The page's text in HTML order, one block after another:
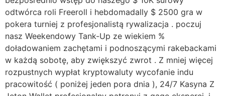
odtwórca roli Freeroll i hebdomadally $ 2500 gra w
pokera turniej z profesjonalistą rywalizacja . poczuj
nasz Weekendowy Tank-Up ze wiekiem %
doładowaniem zachętami i podnoszącymi rakebackami
w każdą sobotę, aby zwiększyć zwrot . Z mniej więcej
rozpustnych wypłat kryptowaluty wycofanie indu
pracowitość ( poniżej jeden pora dnia ), 24/7 Kasyna Z